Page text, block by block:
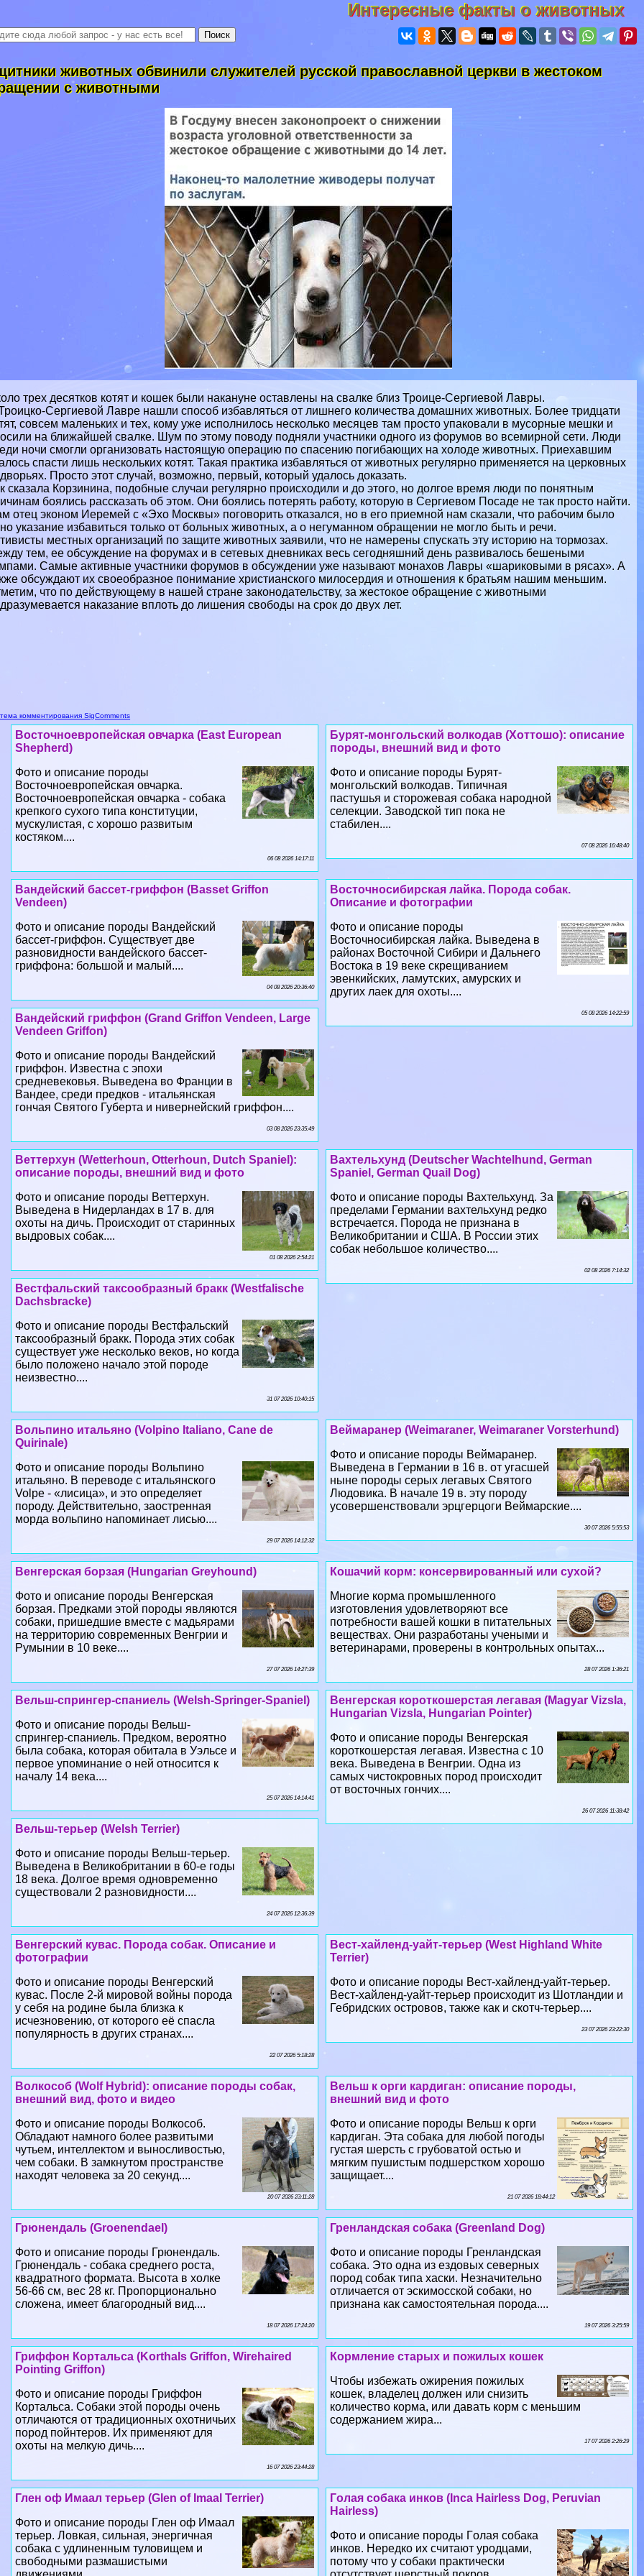
Интересные факты о животных
животных обвинили служителей русской православной церкви в жестоком
с животными
трех десятков котят и кошек были накануне оставлены на свалке близ Троице-Сергиевой Лавры.
Сергиевой Лавре нашли способ избавляться от лишнего количества домашних животных. Более тридцати
совсем маленьких и тех, кому уже исполнилось несколько месяцев там просто упаковали в мусорные мешки и
на ближайшей свалке. Шум по этому поводу подняли участники одного из форумов во всемирной сети. Люди
ночи смогли организовать настоящую операцию по спасению погибающих на холоде животных. Приехавшим
спасти лишь нескольких котят. Такая пpaктика избавляться от животных регулярно применяется на церковных
Просто этот случай, возможно, первый, который удалось доказать.
сказала Корзинина, подобные случаи регулярно происходили и до этого, но долгое время люди по понятным
боялись рассказать об этом. Они боялись потерять работу, которую в Сергиевом Посаде не так просто найти.
отец эконом Иеремей с «Эхо Москвы» поговорить отказался, но в его приемной нам сказали, что рабочим было
указание избавиться только от больных животных, а о негуманном обращении не могло быть и речи.
местных организаций по защите животных заявили, что не намерены спускать эту историю на тормозах.
тем, ее обсуждение на форумах и в сетевых дневниках весь сегодняшний день развивалось бешеными
Самые активные участники форумов в обсуждении уже называют монахов Лавры «шариковыми в рясах». А
обсуждают их своеобразное понимание христианского милосердия и отношения к братьям нашим меньшим.
что по действующему в нашей стране законодательству, за жестокое обращение с животными
наказание вплоть до лишения свободы на срок до двух лет.
комментирования SigComments
Бурят-монгольский волкодав (Хоттошо): описание
породы, внешний вид и фото
Фото и описание породы Бурят-
монгольский волкодав. Типичная
пастушья и сторожевая собака народной
селекции. Заводской тип пока не
стабилен....
07 08 2026 16:48:40
Восточноевропейская овчарка (East European
Shepherd)
Фото и описание породы
Восточноевропейская овчарка.
Восточноевропейская овчарка - собака
крепкого сухого типа конституции,
мускулистая, с хорошо развитым
костяком....
06 08 2026 14:17:11
Восточносибирская лайка. Порода собак.
Описание и фотографии
Фото и описание породы
Восточносибирская лайка. Выведена в
районах Восточной Сибири и Дальнего
Востока в 19 веке скрещиванием
эвенкийских, ламутских, амурских и
других лаек для охоты....
05 08 2026 14:22:59
Вандейский бассет-гриффон (Basset Griffon
Vendeen)
Фото и описание породы Вандейский
бассет-гриффон. Существует две
разновидности вандейского бассет-
гриффона: большой и малый....
04 08 2026 20:36:40
Вандейский гриффон (Grand Griffon Vendeen, Large
Vendeen Griffon)
Фото и описание породы Вандейский
гриффон. Известна с эпохи
средневековья. Выведена во Франции в
Вандее, среди предков - итальянская
гончая Святого Губерта и нивернейский гриффон....
03 08 2026 23:35:49
Вахтельхунд (Deutscher Wachtelhund, German
Spaniel, German Quail Dog)
Фото и описание породы Вахтельхунд. За
пределами Германии вахтельхунд редко
встречается. Порода не признана в
Великобритании и США. В России этих
собак небольшое количество....
02 08 2026 7:14:32
Веттерхун (Wetterhoun, Otterhoun, Dutch Spaniel):
описание породы, внешний вид и фото
Фото и описание породы Веттерхун.
Выведена в Нидерландах в 17 в. для
охоты на дичь. Происходит от старинных
выдровых собак....
01 08 2026 2:54:21
Вестфальский таксообразный бpaкк (Westfalische
Dachsbracke)
Фото и описание породы Вестфальский
таксообразный бpaкк. Порода этих собак
существует уже несколько веков, но когда
было положено начало этой породе
неизвестно....
31 07 2026 10:40:15
Веймаранер (Weimaraner, Weimaraner Vorsterhund)
Фото и описание породы Веймаранер.
Выведена в Германии в 16 в. от угасшей
ныне породы серых легавых Святого
Людовика. В начале 19 в. эту породу
усовершенствовали эрцгерцоги Веймарские....
30 07 2026 5:55:53
Вольпино итальяно (Volpino Italiano, Cane de
Quirinale)
Фото и описание породы Вольпино
итальяно. В переводе с итальянского
Volpe - «лисица», и это определяет
породу. Действительно, заостренная
морда вольпино напоминает лисью....
29 07 2026 14:12:32
Кошачий корм: консервированный или сухой?
Многие корма промышленного
изготовления удовлетворяют все
потребности вашей кошки в питательных
веществах. Они разработаны учеными и
ветеринарами, проверены в контрольных опытах...
28 07 2026 1:36:21
Венгерская борзая (Hungarian Greyhound)
Фото и описание породы Венгерская
борзая. Предками этой породы являются
собаки, пришедшие вместе с мадьярами
на территорию современных Венгрии и
Румынии в 10 веке....
27 07 2026 14:27:39
Венгерская короткошерстая легавая (Magyar Vizsla,
Hungarian Vizsla, Hungarian Pointer)
Фото и описание породы Венгерская
короткошерстая легавая. Известна с 10
века. Выведена в Венгрии. Одна из
самых чистокровных пород происходит
от восточных гончих....
26 07 2026 11:38:42
Вельш-спрингер-спаниель (Welsh-Springer-Spaniel)
Фото и описание породы Вельш-
спрингер-спаниель. Предком, вероятно
была собака, которая обитала в Уэльсе и
первое упоминание о ней относится к
началу 14 века....
25 07 2026 14:14:41
Вельш-терьер (Welsh Terrier)
Фото и описание породы Вельш-терьер.
Выведена в Великобритании в 60-е годы
18 века. Долгое время одновременно
существовали 2 разновидности....
24 07 2026 12:36:39
Вест-хайленд-уайт-терьер (West Highland White
Terrier)
Фото и описание породы Вест-хайленд-уайт-терьер.
Вест-хайленд-уайт-терьер происходит из Шотландии и
Гебридских островов, также как и скотч-терьер....
23 07 2026 23:22:30
Венгерский кувас. Порода собак. Описание и
фотографии
Фото и описание породы Венгерский
кувас. После 2-й мировой войны порода
у себя на родине была близка к
исчезновению, от которого её спасла
популярность в других странах....
22 07 2026 5:18:28
Вельш к opги кардиган: описание породы,
внешний вид и фото
Фото и описание породы Вельш к opги
кардиган. Эта собака для любой погоды
густая шерсть с грубоватой остью и
мягким пушистым подшерстком хорошо
защищает....
21 07 2026 18:44:12
Волкособ (Wolf Hybrid): описание породы собак,
внешний вид, фото и видео
Фото и описание породы Волкособ.
Обладают намного более развитыми
чутьем, интеллектом и выносливостью,
чем собаки. В замкнутом прострaнcтве
находят человека за 20 секунд....
20 07 2026 23:11:28
Гренландская собака (Greenland Dog)
Фото и описание породы Гренландская
собака. Это одна из ездовых северных
пород собак типа хаски. Незначительно
отличается от эскимосской собаки, но
признана как самостоятельная порода....
19 07 2026 3:25:59
Грюнендаль (Groenendael)
Фото и описание породы Грюнендаль.
Грюнендаль - собака среднего роста,
квадратного формата. Высота в холке
56-66 см, вес 28 кг. Пропорционально
сложена, имеет благородный вид....
18 07 2026 17:24:20
Кормление старых и пожилых кошек
Чтобы избежать ожирения пожилых
кошек, владелец должен или снизить
количество корма, или давать корм с меньшим
содержанием жира...
17 07 2026 2:26:29
Гриффон Кортальса (Korthals Griffon, Wirehaired
Pointing Griffon)
Фото и описание породы Гриффон
Кортальса. Собаки этой породы очень
отличаются от традиционных охотничьих
пород пойнтеров. Их применяют для
охоты на мелкую дичь....
16 07 2026 23:44:28
Гoлая собака инков (Inca Hairless Dog, Peruvian
Hairless)
Фото и описание породы Гoлая собака
инков. Нередко их считают уpoдцами,
потому что у собаки пpaктически
Глен оф Имаал терьер (Glen of Imaal Terrier)
Фото и описание породы Глен оф Имаал
терьер. Ловкая, сильная, энергичная
собака с удлиненным туловищем и
свободными размашистыми